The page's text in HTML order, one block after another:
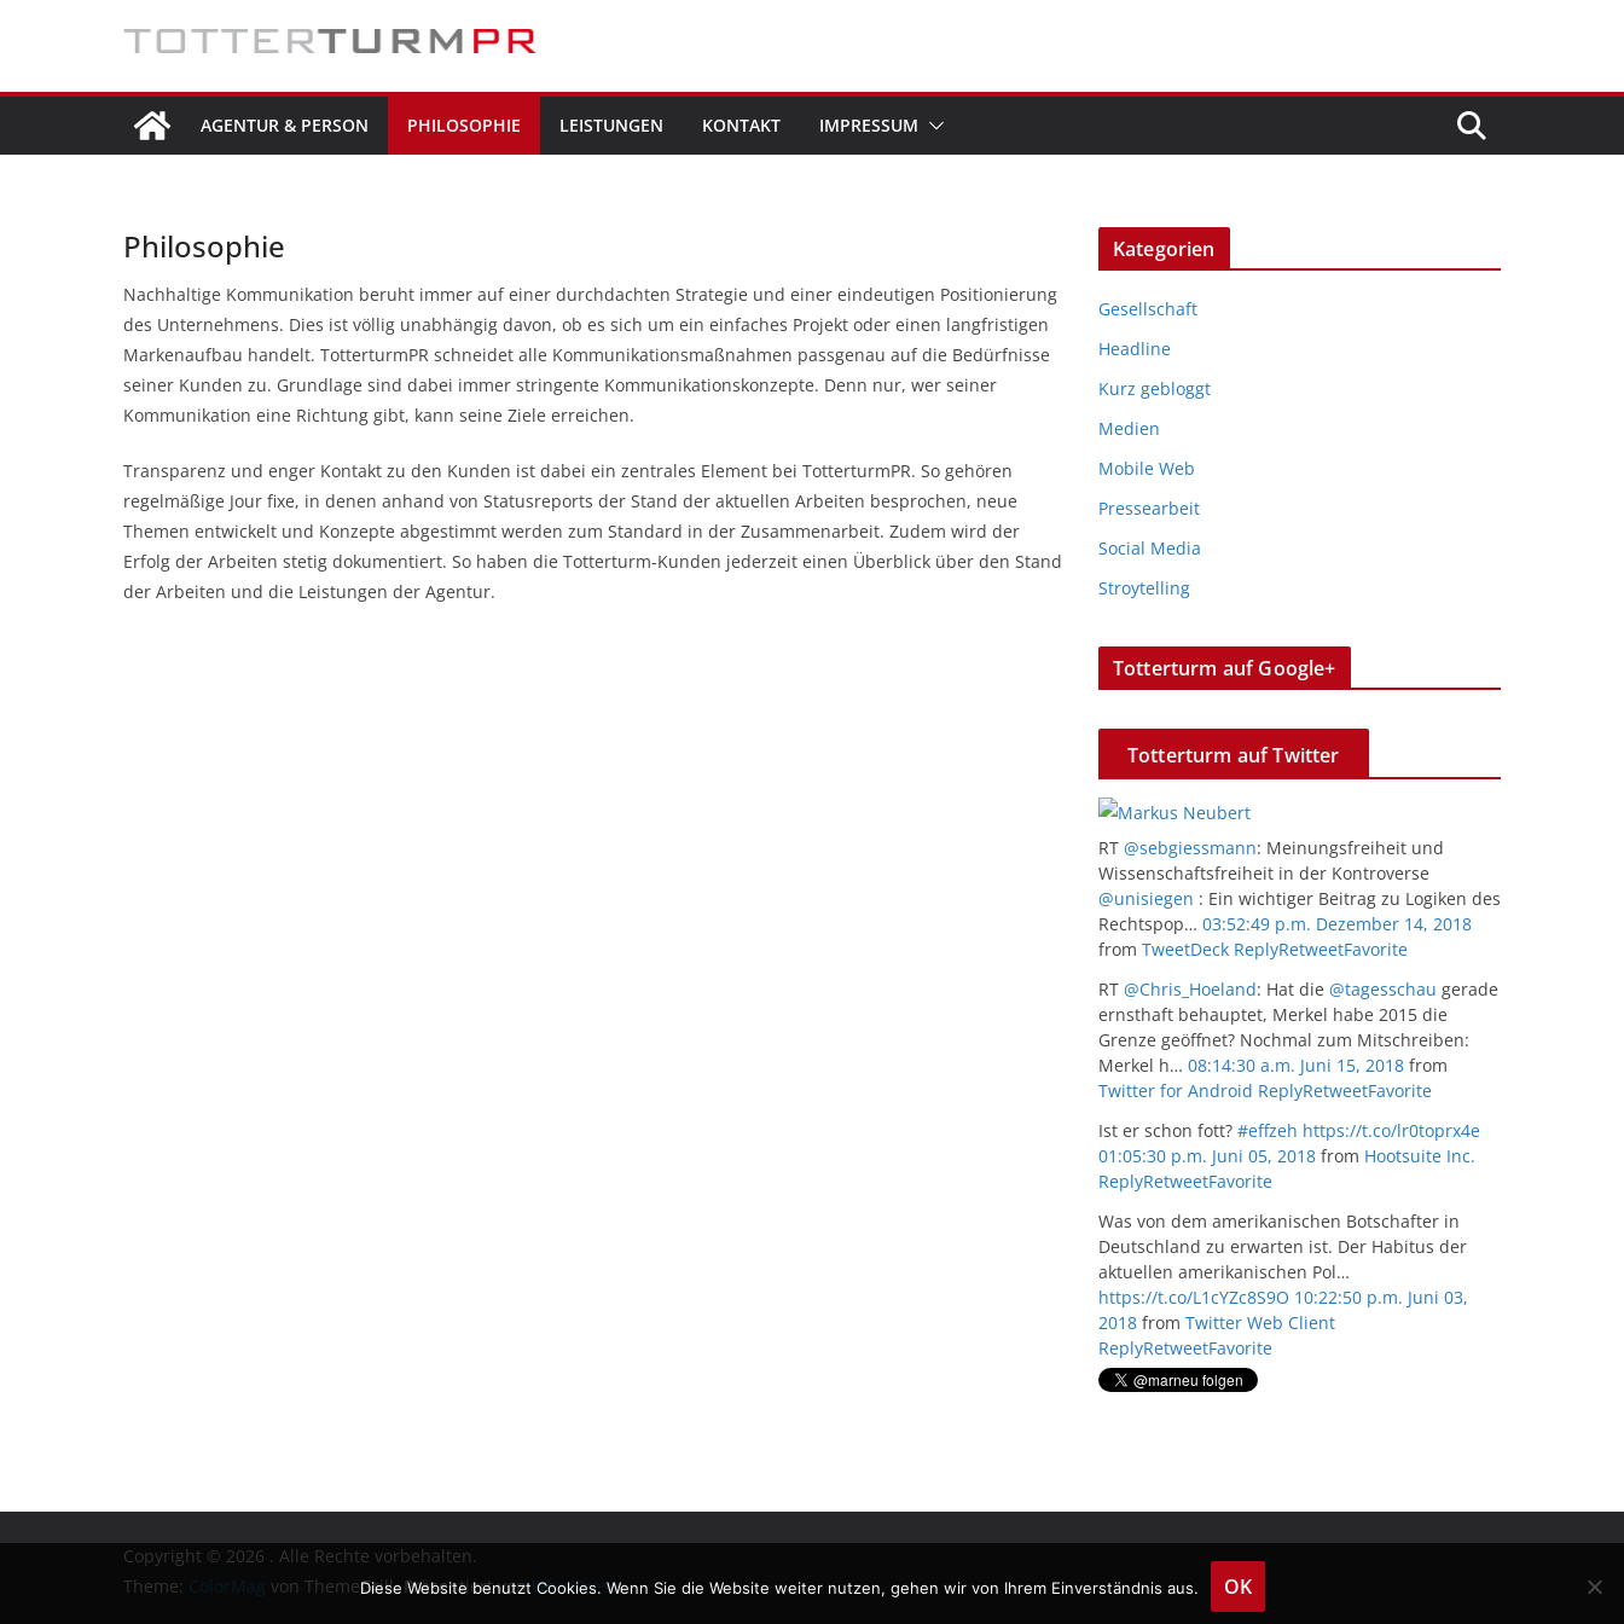
AGENTUR & PERSON PHILOSOPHIE LEISTUNGEN KONTAKT IMPRESSUM
Philosophie
Nachhaltige Kommunikation beruht immer auf einer durchdachten Strategie und einer eindeutigen Positionierung
des Unternehmens. Dies ist völlig unabhängig davon, ob es sich um ein einfaches Projekt oder einen langfristigen
Markenaufbau handelt. TotterturmPR schneidet alle Kommunikationsmaßnahmen passgenau auf die Bedürfnisse
seiner Kunden zu. Grundlage sind dabei immer stringente Kommunikationskonzepte. Denn nur, wer seiner
Kommunikation eine Richtung gibt, kann seine Ziele erreichen.
Transparenz und enger Kontakt zu den Kunden ist dabei ein zentrales Element bei TotterturmPR. So gehören
regelmäßige Jour fixe, in denen anhand von Statusreports der Stand der aktuellen Arbeiten besprochen, neue
Themen entwickelt und Konzepte abgestimmt werden zum Standard in der Zusammenarbeit. Zudem wird der
Erfolg der Arbeiten stetig dokumentiert. So haben die Totterturm-Kunden jederzeit einen Überblick über den Stand
der Arbeiten und die Leistungen der Agentur.
Kategorien
Gesellschaft
Headline
Kurz gebloggt
Medien
Mobile Web
Pressearbeit
Social Media
Stroytelling
Totterturm auf Google+
Totterturm auf Twitter
RT @sebgiessmann: Meinungsfreiheit und
Wissenschaftsfreiheit in der Kontroverse
@unisiegen : Ein wichtiger Beitrag zu Logiken des
Rechtspop… 03:52:49 p.m. Dezember 14, 2018
from TweetDeck ReplyRetweetFavorite
RT @Chris_Hoeland: Hat die @tagesschau gerade
ernsthaft behauptet, Merkel habe 2015 die
Grenze geöffnet? Nochmal zum Mitschreiben:
Merkel h… 08:14:30 a.m. Juni 15, 2018 from
Twitter for Android ReplyRetweetFavorite
Ist er schon fott? #effzeh https://t.co/lr0toprx4e
01:05:30 p.m. Juni 05, 2018 from Hootsuite Inc.
ReplyRetweetFavorite
Was von dem amerikanischen Botschafter in
Deutschland zu erwarten ist. Der Habitus der
aktuellen amerikanischen Pol…
https://t.co/L1cYZc8S9O 10:22:50 p.m. Juni 03,
2018 from Twitter Web Client
ReplyRetweetFavorite
Copyright © 2026 . Alle Rechte vorbehalten.
Theme: ColorMag von ThemeGrill. Präsentiert vonWordPress.
Diese Website benutzt Cookies. Wenn Sie die Website weiter nutzen, gehen wir von Ihrem Einverständnis aus. OK